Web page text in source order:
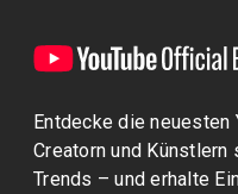
Entdecke die neuesten
Creatorn und
Trends – und erhalte